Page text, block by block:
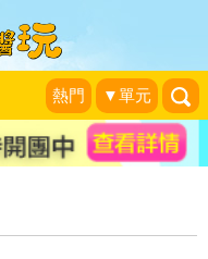
熱門 ▼單元
重生命～台北